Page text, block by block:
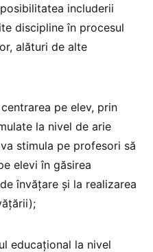
includerii
discipline în procesul
alături de alte
pe elev, prin
la nivel de arie
stimula pe profesori să
elevi în găsirea
învățare și la realizarea
educațional la nivel